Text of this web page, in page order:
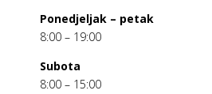
Ponedjeljak – petak
8:00 – 19:00
Subota
8:00 – 15:00